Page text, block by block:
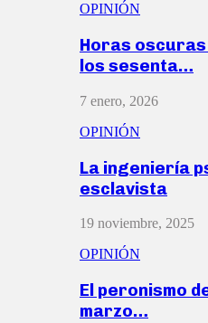
OPINIÓN
Horas
los sesenta…
7 enero, 2026
OPINIÓN
La ingeniería
esclavista
19 noviembre, 2025
OPINIÓN
El peronismo
marzo…